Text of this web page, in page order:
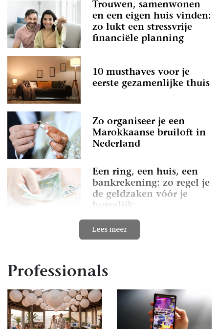
Professionals
Trouwen, samenwonen
en een eigen huis vinden:
zo lukt een stressvrije
financiële planning
10 musthaves voor je
eerste gezamenlijke thuis
Zo organiseer je een
Marokkaanse bruiloft in
Nederland
Een ring, een huis, een
bankrekening: zo regel je
de geldzaken vóór je
huwelijk
Tips voor de afsluitende
Eco-vriendelijk trouwen:
duurzame keuzes voor
jouw droombruiloft
Lees meer